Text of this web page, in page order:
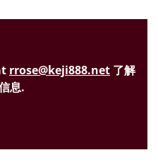
rrose@keji888.net 了解
息.